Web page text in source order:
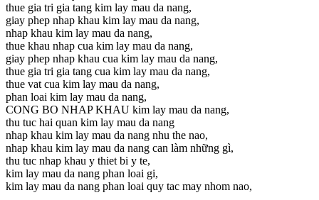
thue gia tri gia tang kim lay mau da nang,
giay phep nhap khau kim lay mau da nang,
nhap khau kim lay mau da nang,
thue khau nhap cua kim lay mau da nang,
giay phep nhap khau cua kim lay mau da nang,
thue gia tri gia tang cua kim lay mau da nang,
thue vat cua kim lay mau da nang,
phan loai kim lay mau da nang,
CONG BO NHAP KHAU kim lay mau da nang,
thu tuc hai quan kim lay mau da nang
nhap khau kim lay mau da nang nhu the nao,
nhap khau kim lay mau da nang can làm những gì,
thu tuc nhap khau y thiet bi y te,
kim lay mau da nang phan loai gi,
kim lay mau da nang phan loai quy tac may nhom nao,